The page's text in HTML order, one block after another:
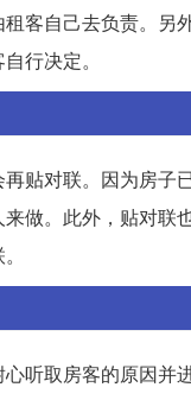
客自己去负责。
行决定。
贴对联。因为房
做。此外，贴对
听取房客的原因